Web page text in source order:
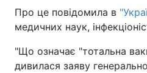
Про це повідомила в
медичних наук,
"Що означає "тотальна
дивилася заяву